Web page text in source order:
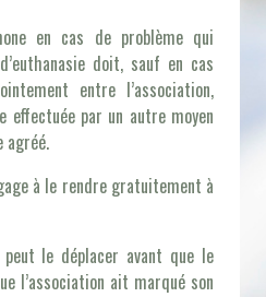
en cas de problème qui
doit, sauf en cas
entre l’association,
effectuée par un autre moyen
agréé.
à le rendre gratuitement à
le déplacer avant que le
l’association ait marqué son